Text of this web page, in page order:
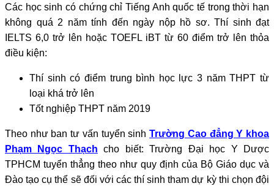
Các học sinh có chứng chỉ Tiếng Anh quốc tế trong thời hạn
không quá 2 năm tính đến ngày nộp hồ sơ. Thí sinh đạt
IELTS 6,0 trở lên hoặc TOEFL iBT từ 60 điểm trở lên thỏa
điều kiện:
Thí sinh có điểm trung bình học lực 3 năm THPT từ
loại khá trở lên
Tốt nghiệp THPT năm 2019
Theo như ban tư vấn tuyển sinhTrường Cao đẳng Y khoa
Phạm Ngọc Thạch cho biết: Trường Đại học Y Dược
TPHCM tuyển thẳng theo như quy định của Bộ Giáo dục và
Đào tạo cụ thể sẽ đối với các thí sinh tham dự kỳ thi chọn đội